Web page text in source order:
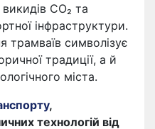
CO₂ та
інфраструктури.
трамваїв символізує
традиції, а й
міста.
,
технологій від